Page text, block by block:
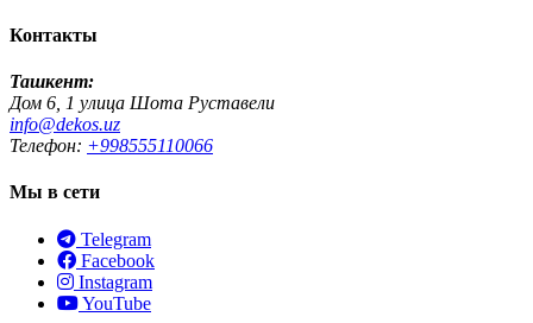
Контакты
Ташкент:
Дом 6, 1 улица Шота Руставели
info@dekos.uz
Телефон: +998555110066
Мы в сети
Telegram
Facebook
Instagram
YouTube